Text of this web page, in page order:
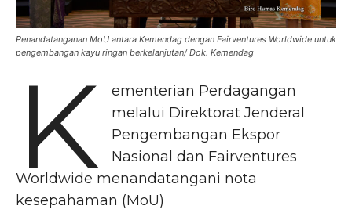
Penandatanganan MoU antara Kemendag dengan Fairventures Worldwide untuk
pengembangan kayu ringan berkelanjutan/ Dok. Kemendag
K
ementerian Perdagangan
melalui Direktorat Jenderal
Pengembangan Ekspor
Nasional dan Fairventures
Worldwide menandatangani nota
kesepahaman (MoU)